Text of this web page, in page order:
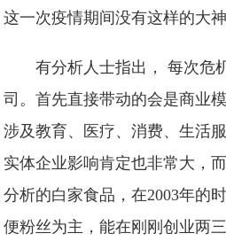
这一次疫情期间没有这样的大神
有分析人士指出， 每次危
司。首先直接带动的会是商业
涉及教育、医疗、消费、生活
实体企业影响肯定也非常大，
分析的白家食品，在2003年的
便粉丝为主，能在刚刚创业两